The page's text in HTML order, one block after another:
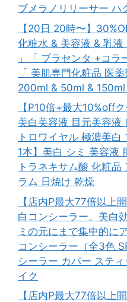
ブメラノリリーサー ハ
【20日 20時〜】
化粧水 & 美容液 & 乳
」「 プラセンタ +コラ
「 美肌専門化粧品 医
200ml & 50ml & 150ml
【P10倍+最大10%off
美白美容液 目元美容液
トロワイヤル 極濃美
1本】美白 シミ 美容液
トラネキサム酸 化粧
ラム 日焼け 乾燥
【店内P最大77倍以上
白コンシーラー。美白
ミの元にまで集中的に
コンシーラー（全3
シーラー カバー ステ
イク
【店内P最大77倍以上